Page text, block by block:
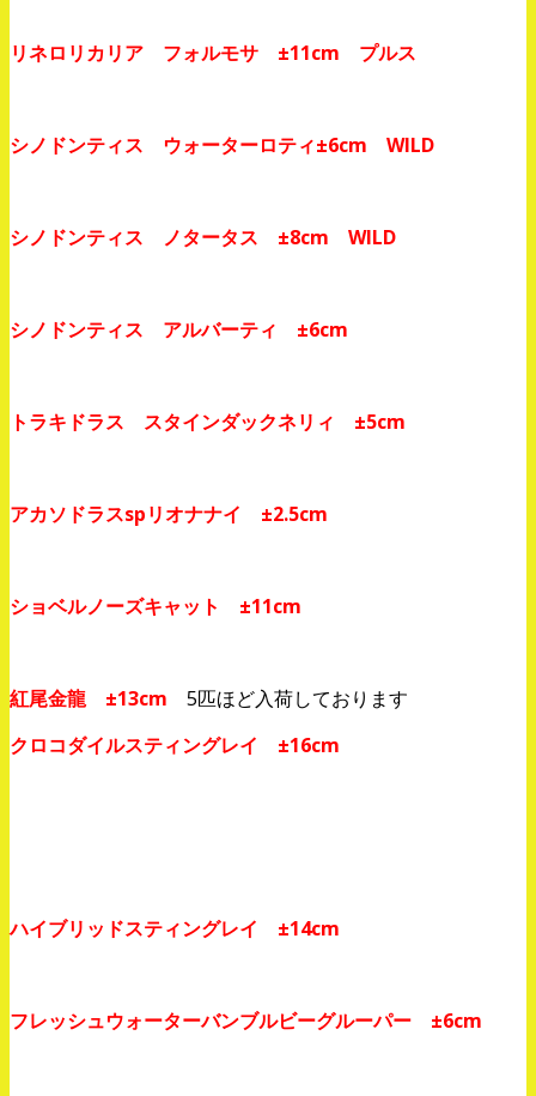
リネロリカリア フォルモサ ±11cm プルス
シノドンティス ウォーターロティ±6cm WILD
シノドンティス ノタータス ±8cm WILD
シノドンティス アルバーティ ±6cm
トラキドラス スタインダックネリィ ±5cm
アカソドラスspリオナナイ ±2.5cm
ショベルノーズキャット ±11cm
紅尾金龍 ±13cm 5匹ほど入荷しております
クロコダイルスティングレイ ±16cm
ハイブリッドスティングレイ ±14cm
フレッシュウォーターバンブルビーグルーパー ±6cm